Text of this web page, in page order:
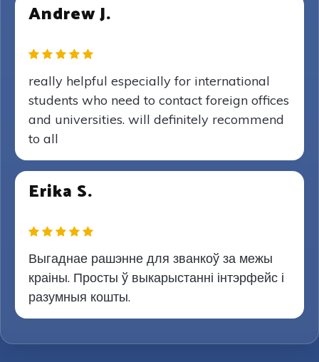
Andrew J.
really helpful especially for international
students who need to contact foreign offices
and universities. will definitely recommend
to all
Erika S.
Выгаднае рашэнне для званкоў за межы
краіны. Просты ў выкарыстанні інтэрфейс і
разумныя кошты.